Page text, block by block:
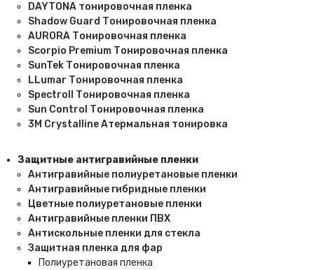
DAYTONA тонировочная пленка
Shadow Guard Тонировочная пленка
AURORA Тонировочная пленка
Scorpio Premium Тонировочная пленка
SunTek Тонировочная пленка
LLumar Тонировочная пленка
Spectroll Тонировочная пленка
Sun Control Тонировочная пленка
3M Crystalline Атермальная тонировка
Защитные антигравийные пленки
Антигравийные полиуретановые пленки
Антигравийные гибридные пленки
Цветные полиуретановые пленки
Антигравийные пленки ПВХ
Антискольные пленки для стекла
Защитная пленка для фар
Полиуретановая пленка